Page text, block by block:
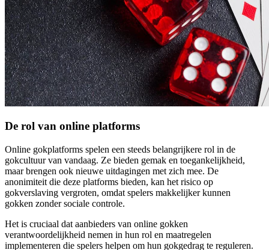
De rol van online platforms
Online gokplatforms spelen een steeds belangrijkere rol in de
gokcultuur van vandaag. Ze bieden gemak en toegankelijkheid,
maar brengen ook nieuwe uitdagingen met zich mee. De
anonimiteit die deze platforms bieden, kan het risico op
gokverslaving vergroten, omdat spelers makkelijker kunnen
gokken zonder sociale controle.
Het is cruciaal dat aanbieders van online gokken
verantwoordelijkheid nemen in hun rol en maatregelen
implementeren die spelers helpen om hun gokgedrag te reguleren.